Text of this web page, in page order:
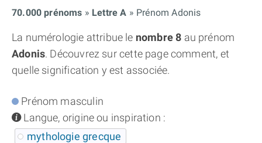
70.000 prénoms Lettre A Prénom Adonis
La numérologie attribue le nombre 8 au prénom
Adonis. Découvrez sur cette page comment, et
quelle signification y est associée.
Prénom masculin
infoLangue, origine ou inspiration :
mythologie grecque
THÈME GRATUIT
THÈME NUMÉROLOGIQUE APPROFONDI
THÈME TEMPOREL
NUMÉROSCOPE